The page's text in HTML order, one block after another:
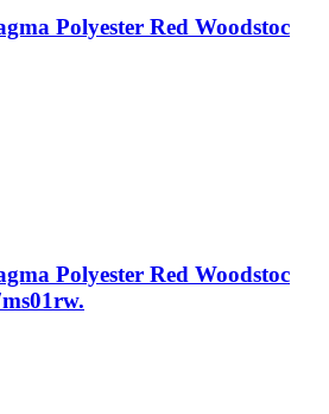
Polyester Red Woodstoc
Polyester Red Woodstoc